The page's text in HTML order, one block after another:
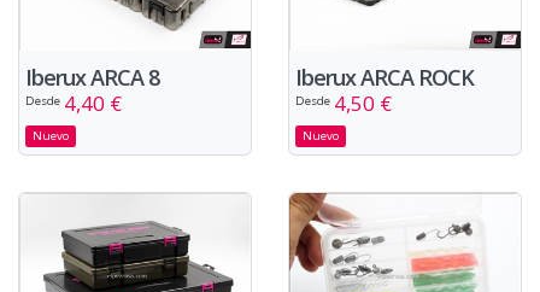
Iberux ARCA 8
Desde 4,40 €
Nuevo
Iberux ARCA ROCK
Desde 4,50 €
Nuevo